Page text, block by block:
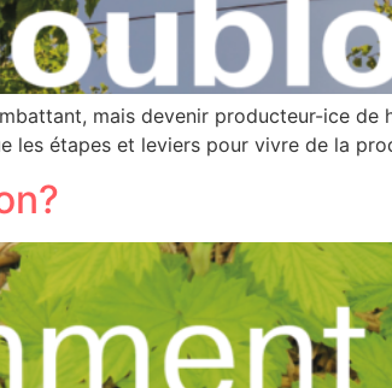
mais devenir producteur-ice
les étapes et leviers pour vivre de la